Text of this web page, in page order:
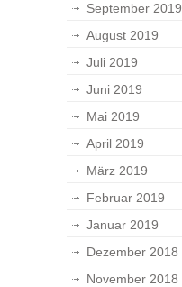
September 2019
August 2019
Juli 2019
Juni 2019
Mai 2019
April 2019
März 2019
Februar 2019
Januar 2019
Dezember 2018
November 2018